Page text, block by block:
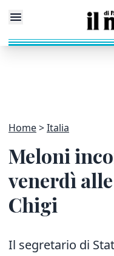
Home Italia
Meloni
venerdì alle
Chigi
Il segretario di